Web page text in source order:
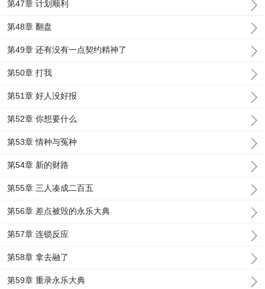
第47章 计划顺利
第48章 翻盘
第49章 还有没有一点契约精神了
第50章 打我
第51章 好人没好报
第52章 你想要什么
第53章 情种与冤种
第54章 新的财路
第55章 三人凑成二百五
第56章 差点被毁的永乐大典
第57章 连锁反应
第58章 拿去融了
第59章 重录永乐大典